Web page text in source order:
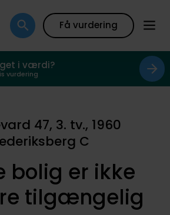
Få vurdering
i værdi?
vurdering
47, 3. tv., 1960
C
bolig er ikke
tilgængelig